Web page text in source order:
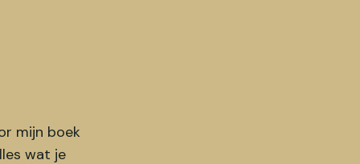
mijn boek
wat je